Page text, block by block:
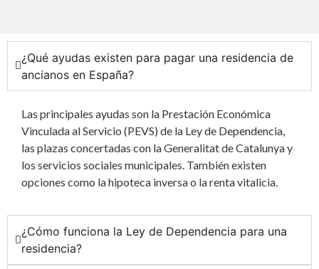
¿Qué ayudas existen para pagar una residencia de
ancianos en España?
Las principales ayudas son la Prestación Económica
Vinculada al Servicio (PEVS) de la Ley de Dependencia,
las plazas concertadas con la Generalitat de Catalunya y
los servicios sociales municipales. También existen
opciones como la hipoteca inversa o la renta vitalicia.
¿Cómo funciona la Ley de Dependencia para una
residencia?